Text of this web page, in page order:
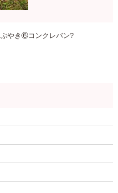
やき⑥コンクレバン?